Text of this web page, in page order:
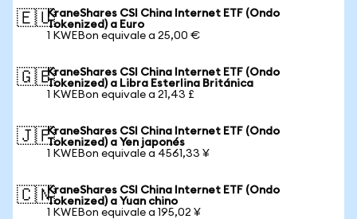
🇪🇺KraneShares CSI China Internet ETF (Ondo
Tokenized) a Euro
1 KWEBon equivale a 25,00 €
🇬🇧KraneShares CSI China Internet ETF (Ondo
Tokenized) a Libra Esterlina Británica
1 KWEBon equivale a 21,43 £
🇯🇵KraneShares CSI China Internet ETF (Ondo
Tokenized) a Yen japonés
1 KWEBon equivale a 4561,33 ¥
🇨🇳KraneShares CSI China Internet ETF (Ondo
Tokenized) a Yuan chino
1 KWEBon equivale a 195,02 ¥